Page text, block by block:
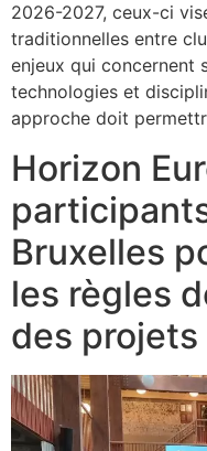
2026-2027, ceux-ci
traditionnelles entre
enjeux qui concernent
technologies et
approche doit
Horizon
Bruxelles
les règles
des projets